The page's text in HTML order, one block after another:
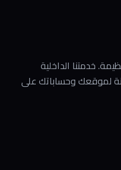
خدمتنا الداخلية
لموقعك وحساباتك على